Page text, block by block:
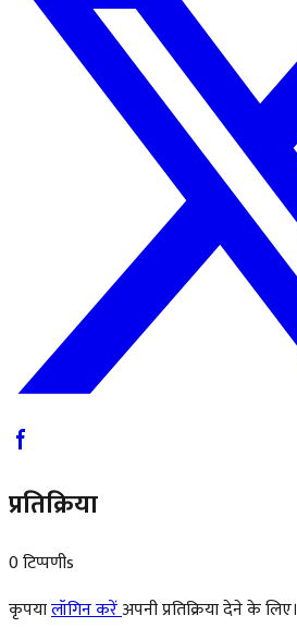
प्रतिक्रिया
0 टिप्पणीs
कृपयालॉगिन करेंअपनी प्रतिक्रिया देने के लिए।